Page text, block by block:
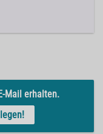
Mail erhalten.